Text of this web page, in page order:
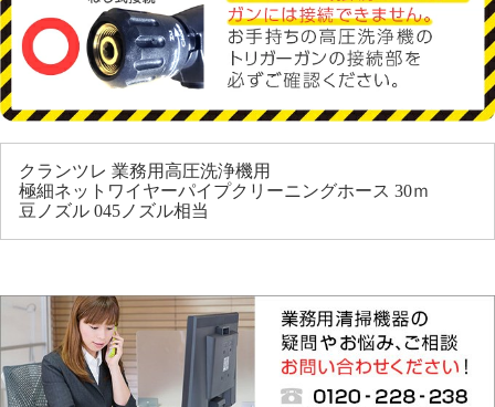
クランツレ 業務用高圧洗浄機用
極細ネットワイヤーパイプクリーニングホース 30ｍ
豆ノズル 045ノズル相当